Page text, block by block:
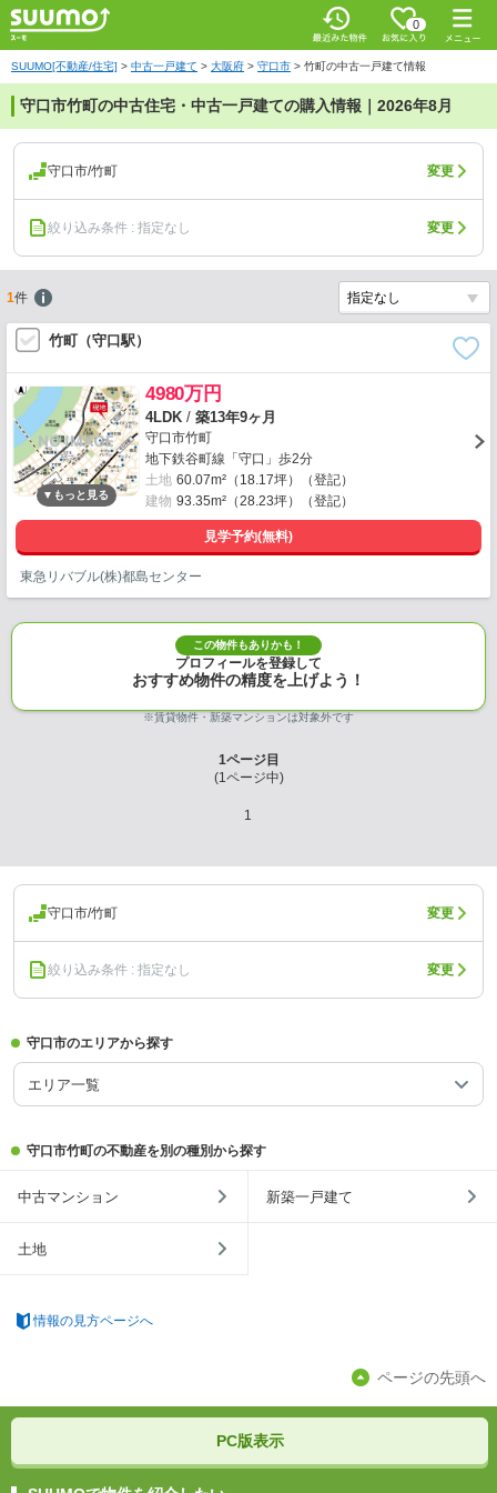
0
SUUMO[不動産/住宅] > 中古一戸建て > 大阪府 > 守口市 > 竹町の中古一戸建て情報
守口市竹町の中古住宅・中古一戸建ての購入情報｜2026年8月
守口市/竹町 変更
絞り込み条件 : 指定なし 変更
1件
竹町（守口駅）
4980万円
4LDK / 築13年9ヶ月
守口市竹町
地下鉄谷町線「守口」歩2分
土地 60.07m²（18.17坪）（登記）
建物 93.35m²（28.23坪）（登記）
見学予約(無料)
東急リバブル(株)都島センター
この物件もありかも！
プロフィールを登録して
おすすめ物件の精度を上げよう！
※賃貸物件・新築マンションは対象外です
1ページ目
(1ページ中)
1
守口市/竹町 変更
絞り込み条件 : 指定なし 変更
守口市のエリアから探す
エリア一覧
守口市竹町の不動産を別の種別から探す
中古マンション 新築一戸建て
土地
情報の見方ページへ
ページの先頭へ
PC版表示